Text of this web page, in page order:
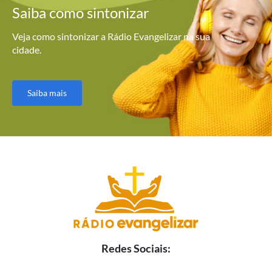
Saiba comosintonizar
Veja como sintonizar a Rádio Evangelizar na sua
cidade.
Saiba mais
Redes Sociais: